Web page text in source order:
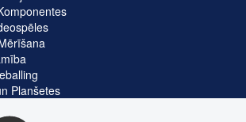
Planšetes